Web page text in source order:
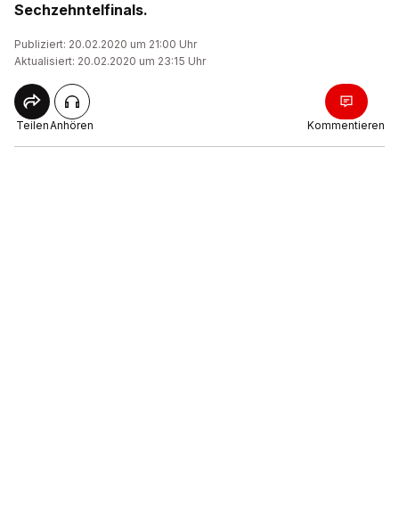
Sechzehntelfinals.
Publiziert: 20.02.2020 um 21:00 Uhr
Aktualisiert: 20.02.2020 um 23:15 Uhr
TeilenAnhören Kommentieren